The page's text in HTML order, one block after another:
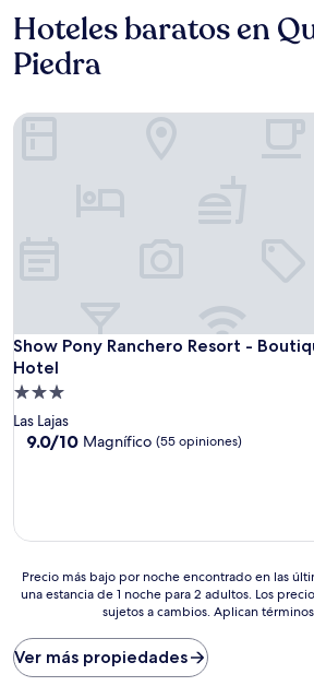
Hoteles baratos en
Piedra
Show Pony Ranchero Resort -
Hotel
Show Pony Ranchero Resort -
Propiedad
de
3.0
Las Lajas
9.0
opiniones)
9.0/10 Magnífico (55 opiniones)
Show Pony Ranchero Resort -
Precio
más
por
noche
encontrado
Precio más bajo por noche encontrado en las
una estancia de 1 noche para 2 adultos. Los
sujetos a cambios. Aplican
Ver más propiedades